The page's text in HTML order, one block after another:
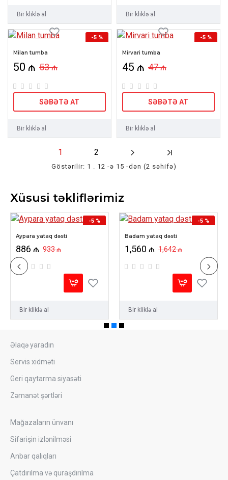
Bir kliklə al Bir kliklə al
-5 %
Milan tumba
50 ₼ 53 ₼
SƏBƏTƏ AT
Bir kliklə al
-5 %
Mirvari tumba
45 ₼ 47 ₼
SƏBƏTƏ AT
Bir kliklə al
1 2
Göstərilir: 1 . 12 -ə 15 -dən (2 səhifə)
Xüsusi təkliflərimiz
-5 %
Aypara yataq dəsti
886 ₼ 933 ₼
Bir kliklə al
-5 %
Badam yataq dəsti
1,560 ₼ 1,642 ₼
Bir kliklə al
Əlaqə yaradın
Servis xidməti
Geri qaytarma siyasəti
Zəmanət şərtləri
Mağazaların ünvanı
Sifarişin izlənilməsi
Anbar qalıqları
Çatdırılma və quraşdırılma